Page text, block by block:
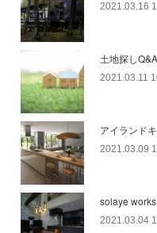
2021.03.16
土地探しQ&A
2021.03.11
アイランド
2021.03.09
solaye
2021.03.04